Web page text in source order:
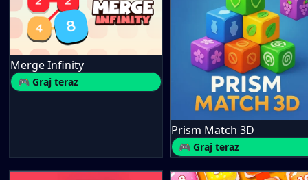
Merge Infinity
🎮 Graj teraz
Prism Match 3D
🎮 Graj teraz